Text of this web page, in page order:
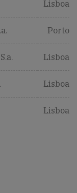
Lisboa
Porto
Lisboa
Lisboa
Lisboa